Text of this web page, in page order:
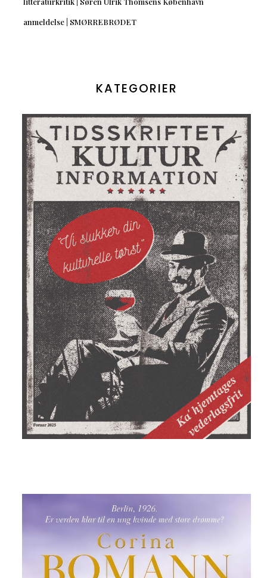
anmeldelse | SMØRREBRØDET
KATEGORIER